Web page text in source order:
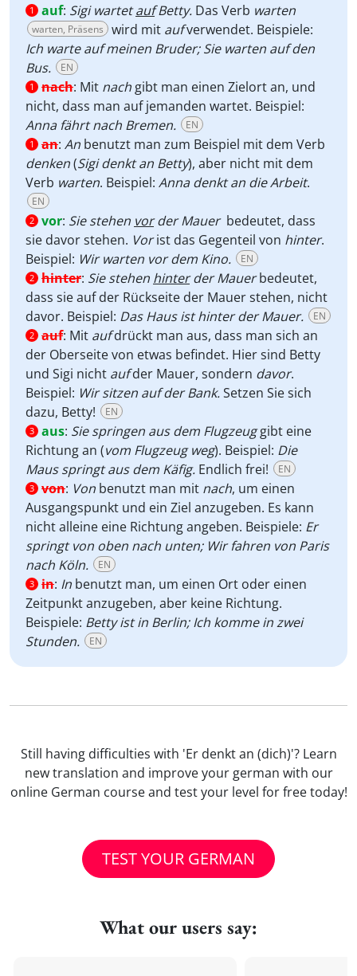
1 auf: Sigi wartetaufBetty. Das Verb warten
warten, Präsens wird mit aufverwendet. Beispiele:
Ich warte auf meinen Bruder; Sie warten auf den
Bus.
EN
1 nach: Mit nach gibt man einen Zielort an, und
nicht, dass man auf jemanden wartet. Beispiel:
Anna fährt nach Bremen.
EN
1 an: An benutzt man zum Beispiel mit dem Verb
denken(Sigi denkt an Betty), aber nicht mit dem
Verb warten. Beispiel: Anna denkt an die Arbeit.
EN
2 vor: Sie stehen vorder Mauer bedeutet, dass
sie davor stehen. Vorist das Gegenteil von hinter.
Beispiel: Wir warten vor dem Kino. EN
2 hinter: Sie stehen hinterder Mauerbedeutet,
dass sie auf der Rückseite der Mauer stehen, nicht
davor. Beispiel: Das Haus ist hinter der Mauer. EN
2 auf: Mit aufdrückt man aus, dass man sich an
der Oberseite von etwas befindet. Hier sind Betty
und Sigi nicht aufder Mauer, sondern davor.
Beispiel: Wir sitzen auf der Bank.Setzen Sie sich
dazu, Betty!
EN
3 aus: Sie springen aus dem Flugzeuggibt eine
Richtung an (vom Flugzeug weg). Beispiel: Die
Maus springt aus dem Käfig. Endlich frei! EN
3 von: Von benutzt man mit nach, um einen
Ausgangspunkt und ein Ziel anzugeben. Es kann
nicht alleine eine Richtung angeben. Beispiele: Er
springt von oben nach unten; Wir fahren von Paris
nach Köln.
EN
3 in: In benutzt man, um einen Ort oder einen
Zeitpunkt anzugeben, aber keine Richtung.
Beispiele: Betty ist in Berlin; Ich komme in zwei
Stunden.
EN
Still having difficulties with 'Er denkt an (dich)'? Learn
new translation and improve your german with our
online German course and test your level for free today!
TEST YOUR GERMAN
What our users say: